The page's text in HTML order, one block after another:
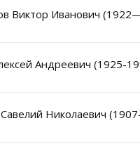
Виктор Иванович
Андреевич (1925-
Савелий Николаевич